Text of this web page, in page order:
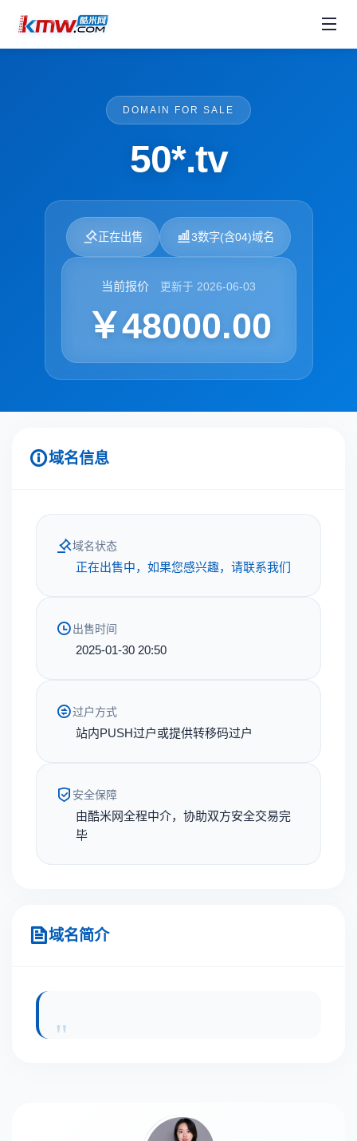
DOMAIN FOR SALE
50*.tv
正在出售 3数字(含04)域名
当前报价 更新于 2026-06-03
￥48000.00
域名信息
域名状态
正在出售中，如果您感兴趣，请联系我们
出售时间
2025-01-30 20:50
过户方式
站内PUSH过户或提供转移码过户
安全保障
由酷米网全程中介，协助双方安全交易完
毕
域名简介